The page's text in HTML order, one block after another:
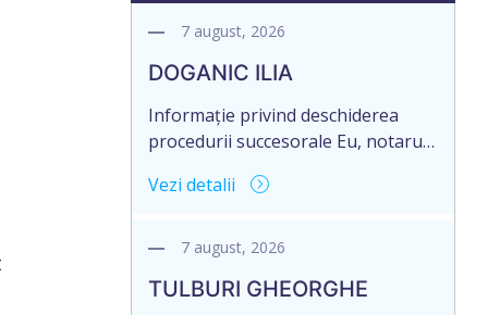
7 august, 2026
DOGANIC ILIA
Informație privind deschiderea
procedurii succesorale Eu, notarul,
246/2018 privind la procedură
persoană care are un interes
procedurii succesorale notariale în
Vezi detalii
7 august, 2026
TULBURI GHEORGHE